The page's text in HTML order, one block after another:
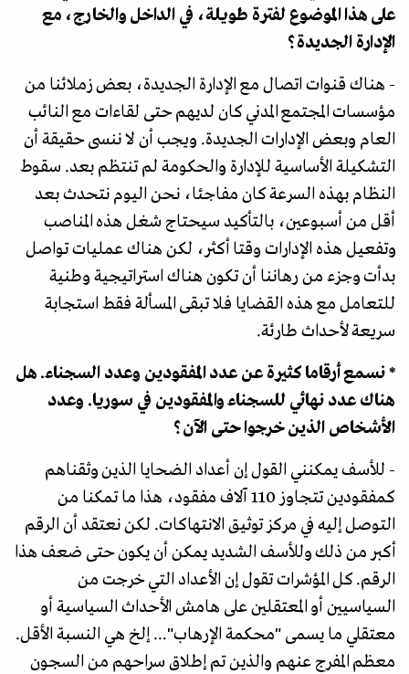
على هذا الموضوع لفترة طويلة، في الداخل والخارج، مع
الإدارة الجديدة؟
- هناك قنوات اتصال مع الإدارة الجديدة، بعض زملائنا من
مؤسسات المجتمع المدني كان لديهم حتى لقاءات مع النائب
العام وبعض الإدارات الجديدة. ويجب أن لا ننسى حقيقة أن
التشكيلة الأساسية للإدارة والحكومة لم تنتظم بعد. سقوط
النظام بهذه السرعة كان مفاجئا، نحن اليوم نتحدث بعد
أقل من أسبوعين، بالتأكيد سيحتاج شغل هذه المناصب
وتفعيل هذه الإدارات وقتا أكثر، لكن هناك عمليات تواصل
بدأت وجزء من رهاننا أن تكون هناك استراتيجية وطنية
للتعامل مع هذه القضايا فلا تبقى المسألة فقط استجابة
سريعة لأحداث طارئة.
* نسمع أرقاما كثيرة عن عدد المفقودين وعدد السجناء. هل
هناك عدد نهائي للسجناء والمفقودين في سوريا. وعدد
الأشخاص الذين خرجوا حتى الآن؟
- للأسف يمكنني القول إن أعداد الضحايا الذين وثقناهم
كمفقودين تتجاوز 110 آلاف مفقود، هذا ما تمكنا من
التوصل إليه في مركز توثيق الانتهاكات. لكن نعتقد أن الرقم
أكبر من ذلك وللأسف الشديد يمكن أن يكون حتى ضعف هذا
الرقم. كل المؤشرات تقول إن الأعداد التي خرجت من
السياسيين أو المعتقلين على هامش الأحداث السياسية أو
معتقلي ما يسمى "محكمة الإرهاب"... إلخ هي النسبة الأقل.
معظم المفرج عنهم والذين تم إطلاق سراحهم من السجون